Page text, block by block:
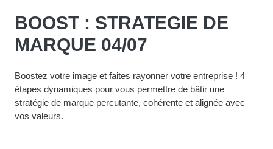
BOOST : STRATEGIE DE
MARQUE 04/07
Boostez votre image et faites rayonner votre entreprise ! 4
étapes dynamiques pour vous permettre de bâtir une
stratégie de marque percutante, cohérente et alignée avec
vos valeurs.